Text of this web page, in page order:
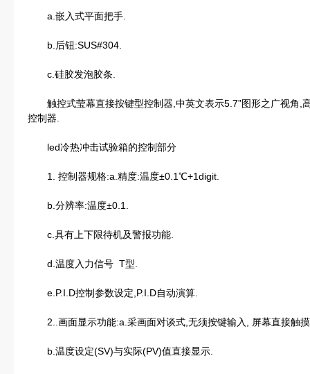
a.嵌入式平面把手.
b.后钮:SUS#304.
c.硅胶发泡胶条.
触控式莹幕直接按键型控制器,中英文表示5.7”图形之广视角,
控制器.
led冷热冲击试验箱的控制部分
1. 控制器规格:a.精度:温度±0.1℃+1digit.
b.分辨率:温度±0.1.
c.具有上下限待机及警报功能.
d.温度入力信号 T型.
e.P.I.D控制参数设定,P.I.D自动演算.
2..画面显示功能:a.采画面对谈式,无须按键输入, 屏幕直接触
b.温度设定(SV)与实际(PV)值直接显示.